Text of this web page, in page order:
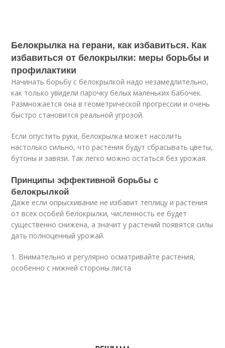
Белокрылка на герани, как избавиться. Как
избавиться от белокрылки: меры борьбы и
профилактики
Начинать борьбу с белокрылкой надо незамедлительно,
как только увидели парочку белых маленьких бабочек.
Размножается она в геометрической прогрессии и очень
быстро становится реальной угрозой.
Если опустить руки, белокрылка может насолить
настолько сильно, что растения будут сбрасывать цветы,
бутоны и завязи. Так легко можно остаться без урожая.
Принципы эффективной борьбы с
белокрылкой
Даже если опрыскивание не избавит теплицу и растения
от всех особей белокрылки, численность ее будет
существенно снижена, а значит у растений появятся силы
дать полноценный урожай.
1. Внимательно и регулярно осматривайте растения,
особенно с нижней стороны листа